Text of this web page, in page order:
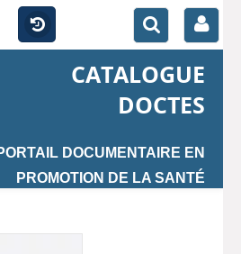
CATALOGUE
DOCTES
DOCUMENTAIRE EN
PROMOTION DE LA SANTÉ